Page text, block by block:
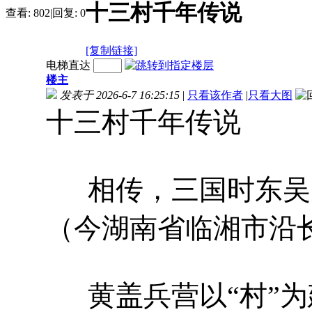
查看: 802|回复: 0十三村千年传说
[复制链接]
电梯直达
楼主
发表于 2026-6-7 16:25:15 | 只看该作者 |只看大图
十三村千年传说
相传，三国时东吴
（今湖南省临湘市
黄盖兵营以“村”为